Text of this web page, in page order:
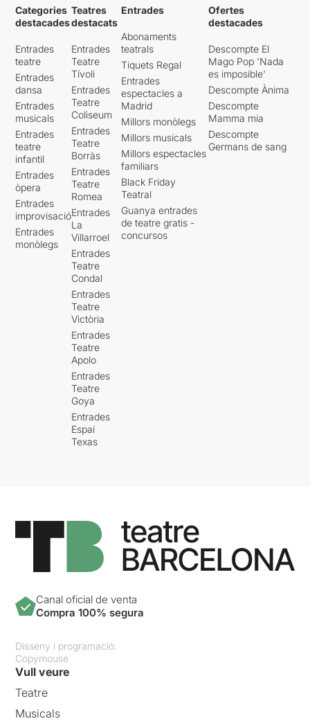
Categories
destacades
Entrades
teatre
Entrades
dansa
Entrades
musicals
Entrades
teatre
infantil
Entrades
òpera
Entrades
improvisació
Entrades
monòlegs
Teatres
destacats
Entrades
Teatre
Tívoli
Entrades
Teatre
Coliseum
Entrades
Teatre
Borràs
Entrades
Teatre
Romea
Entrades
La
Villarroel
Entrades
Teatre
Condal
Entrades
Teatre
Victòria
Entrades
Teatre
Apolo
Entrades
Teatre
Goya
Entrades
Espai
Texas
Entrades
Abonaments
teatrals
Tiquets Regal
Entrades
espectacles a
Madrid
Millors monòlegs
Millors musicals
Millors espectacles
familiars
Black Friday
Teatral
Guanya entrades
de teatre gratis -
concursos
Ofertes
destacades
Descompte El
Mago Pop 'Nada
es imposible'
Descompte Ànima
Descompte
Mamma mia
Descompte
Germans de sang
Canal oficial de venta
Compra 100% segura
Disseny i programació:
Copymouse
Vull veure
Teatre
Musicals